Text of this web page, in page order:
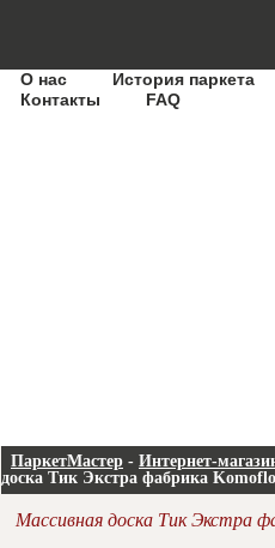
О нас
История паркета
Контакты
FAQ
ПаркетМастер - Интернет-
доска Тик Экстра фабрика
Массивная доска Тик Экстра